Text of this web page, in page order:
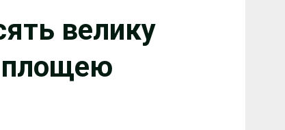
велику
площею